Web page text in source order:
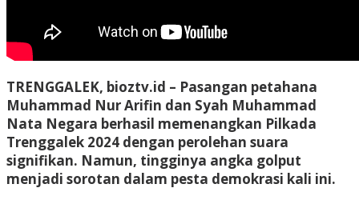
TRENGGALEK, bioztv.id – Pasangan petahana
Muhammad Nur Arifin dan Syah Muhammad
Nata Negara berhasil memenangkan Pilkada
Trenggalek 2024 dengan perolehan suara
signifikan. Namun, tingginya angka golput
menjadi sorotan dalam pesta demokrasi kali ini.